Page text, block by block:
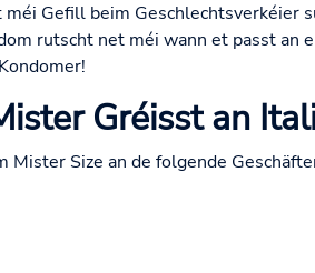
Gefill beim Geschlechtsverkéier
rutscht net méi wann et passt an
Gréisst an
Size an de folgende